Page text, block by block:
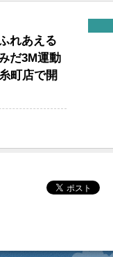
れあえる
だ3M運動
町店で開